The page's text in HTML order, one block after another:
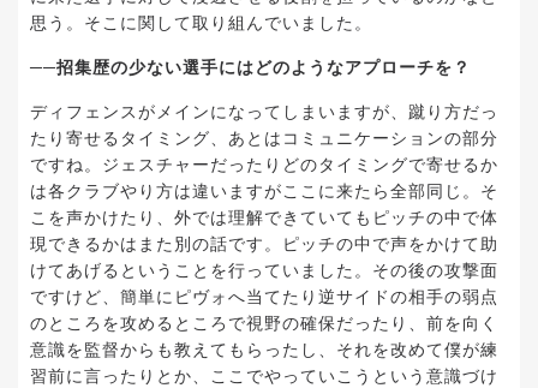
思う。そこに関して取り組んでいました。
──招集歴の少ない選手にはどのようなアプローチを？
ディフェンスがメインになってしまいますが、蹴り方だっ
たり寄せるタイミング、あとはコミュニケーションの部分
ですね。ジェスチャーだったりどのタイミングで寄せるか
は各クラブやり方は違いますがここに来たら全部同じ。そ
こを声かけたり、外では理解できていてもピッチの中で体
現できるかはまた別の話です。ピッチの中で声をかけて助
けてあげるということを行っていました。その後の攻撃面
ですけど、簡単にピヴォへ当てたり逆サイドの相手の弱点
のところを攻めるところで視野の確保だったり、前を向く
意識を監督からも教えてもらったし、それを改めて僕が練
習前に言ったりとか、ここでやっていこうという意識づけ